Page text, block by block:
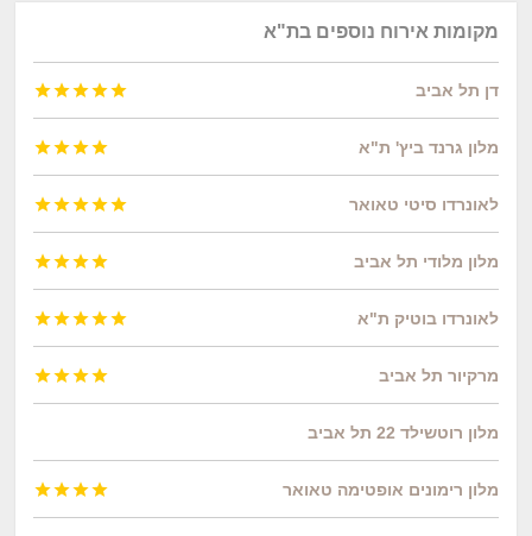
מקומות אירוח נוספים בת"א
דן תל אביב 




מלון גרנד ביץ' ת"א 



לאונרדו סיטי טאואר 




מלון מלודי תל אביב 



לאונרדו בוטיק ת"א 




מרקיור תל אביב 



מלון רוטשילד 22 תל אביב
מלון רימונים אופטימה טאואר 


